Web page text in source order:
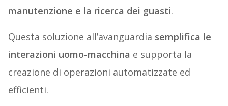
manutenzione e la ricerca dei guasti.
Questa soluzione all’avanguardia semplifica le
interazioni uomo-macchina e supporta la
creazione di operazioni automatizzate ed
efficienti.